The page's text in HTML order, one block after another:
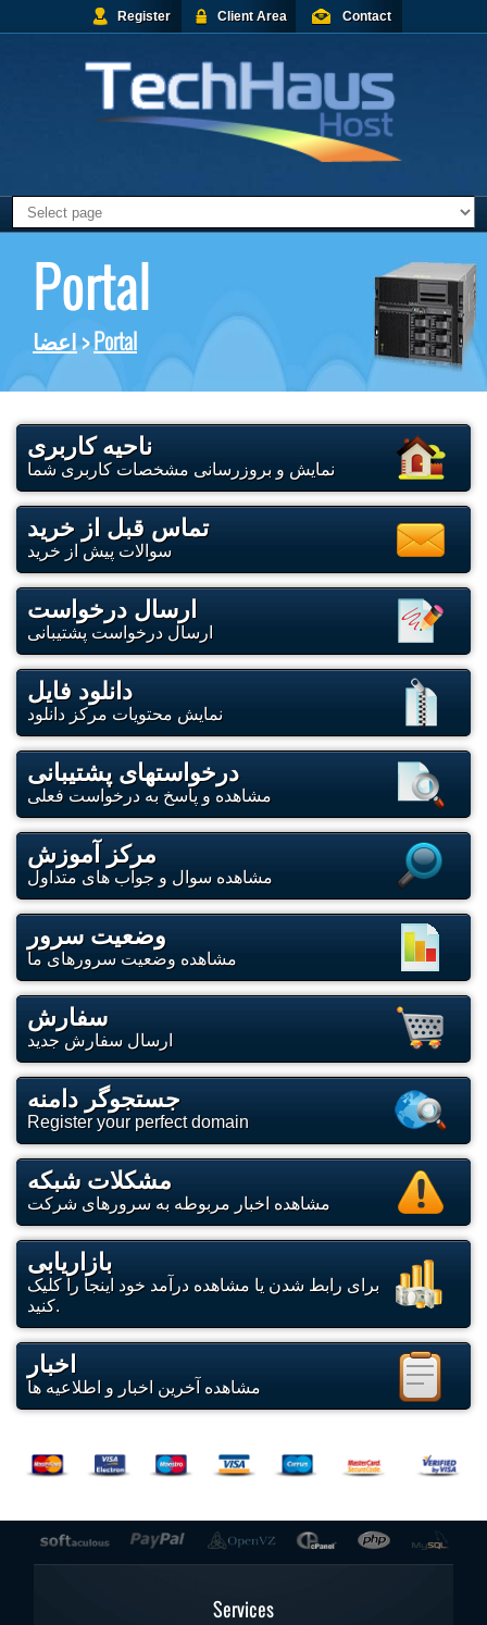
Register Client Area Contact
Portal
اعضا>Portal
ناحیه کاربری
نمایش و بروزرسانی مشخصات کاربری شما
تماس قبل از خرید
سوالات پیش از خرید
ارسال درخواست
ارسال درخواست پشتیبانی
دانلود فایل
نمایش محتویات مرکز دانلود
درخواستهای پشتیبانی
مشاهده و پاسخ به درخواست فعلی
مرکز آموزش
مشاهده سوال و جواب های متداول
وضعیت سرور
مشاهده وضعیت سرورهای ما
سفارش
ارسال سفارش جدید
جستجوگر دامنه
Register your perfect domain
مشکلات شبکه
مشاهده اخبار مربوطه به سرورهای شرکت
بازاریابی
برای رابط شدن یا مشاهده درآمد خود اینجا را کلیک
کنید.
اخبار
مشاهده آخرین اخبار و اطلاعیه ها
Services